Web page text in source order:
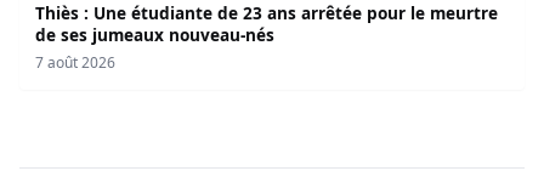
Thiès : Une étudiante de 23 ans arrêtée pour le meurtre
de ses jumeaux nouveau-nés
7 août 2026